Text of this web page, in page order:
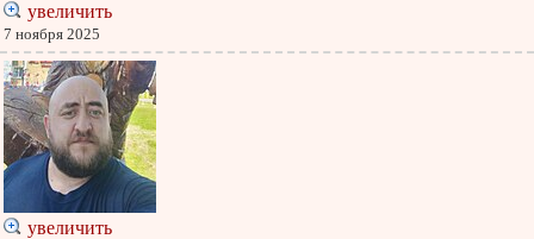
увеличить
7 ноября 2025
увеличить